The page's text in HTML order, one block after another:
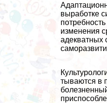
выработке
изменения
адекватных
тываются в